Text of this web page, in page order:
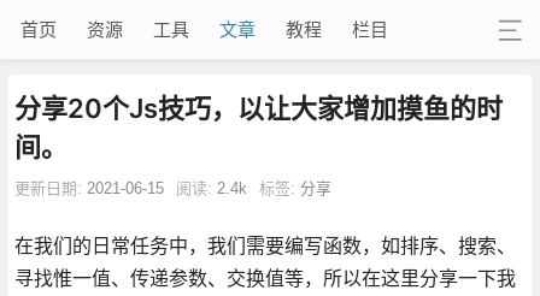
首页 资源 工具 文章 教程 栏目
分享20个Js技巧，以让大家增加摸鱼的时
间。
更新日期: 2021-06-15 阅读: 2.4k 标签: 分享
在我们的日常任务中，我们需要编写函数，如排序、搜索、
寻找惟一值、传递参数、交换值等，所以在这里分享一下我